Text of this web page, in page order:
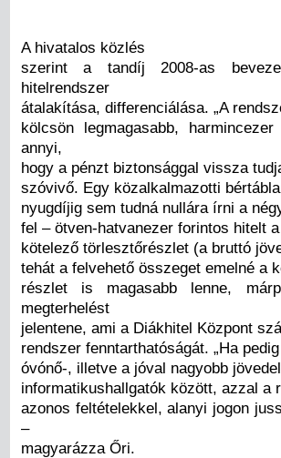
A hivatalos közlés
szerint a tandíj 2008-as
hitelrendszer
átalakítása, differenciálása. „A
kölcsön legmagasabb,
annyi,
hogy a pénzt biztonsággal vissza
szóvivő. Egy közalkalmazotti
nyugdíjig sem tudná nullára írni a
fel – ötven-hatvanezer forintos hitelt
kötelező törlesztőrészlet (a bruttó
tehát a felvehető összeget emelné a
részlet is magasabb lenne,
megterhelést
jelentene, ami a Diákhitel Központ
rendszer fenntarthatóságát. „Ha
óvónő-, illetve a jóval nagyobb
informatikushallgatók között, azzal a
azonos feltételekkel, alanyi jogon
–
magyarázza Őri.